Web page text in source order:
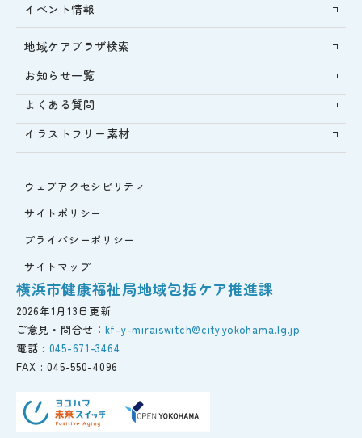
イベント情報
地域ケアプラザ検索
お知らせ一覧
よくある質問
イラストフリー素材
ウェブアクセシビリティ
サイトポリシー
プライバシーポリシー
サイトマップ
横浜市健康福祉局地域包括ケア推進課
2026年1月13日更新
ご意見・問合せ： kf-y-miraiswitch@city.yokohama.lg.jp
電話 : 045-671-3464
FAX : 045-550-4096